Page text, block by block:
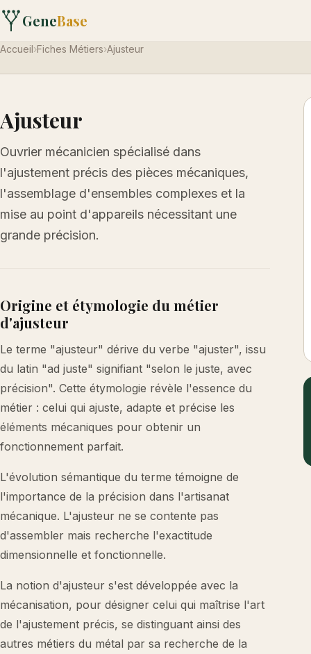
GeneBase
Accueil›Fiches Métiers›Ajusteur
Ajusteur
Ouvrier mécanicien spécialisé dans
l'ajustement précis des pièces mécaniques,
l'assemblage d'ensembles complexes et la
mise au point d'appareils nécessitant une
grande précision.
Origine et étymologie du métier
d'ajusteur
Le terme "ajusteur" dérive du verbe "ajuster", issu
du latin "ad juste" signifiant "selon le juste, avec
précision". Cette étymologie révèle l'essence du
métier : celui qui ajuste, adapte et précise les
éléments mécaniques pour obtenir un
fonctionnement parfait.
L'évolution sémantique du terme témoigne de
l'importance de la précision dans l'artisanat
mécanique. L'ajusteur ne se contente pas
d'assembler mais recherche l'exactitude
dimensionnelle et fonctionnelle.
La notion d'ajusteur s'est développée avec la
mécanisation, pour désigner celui qui maîtrise l'art
de l'ajustement précis, se distinguant ainsi des
autres métiers du métal par sa recherche de la